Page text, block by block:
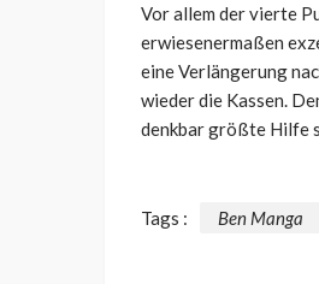
Vor allem der vierte
erwiesenermaßen
eine Verlängerung
wieder die Kassen.
denkbar größte Hilfe
Tags : Ben Manga